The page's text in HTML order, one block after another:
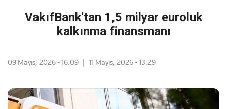
VakıfBank'tan 1,5 milyar euroluk
kalkınma finansmanı
09 Mayıs, 2026 - 16:09 | 11 Mayıs, 2026 - 13:29